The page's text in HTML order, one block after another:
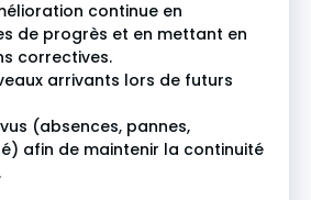
continue en
de progrès et en mettant en
correctives.
arrivants lors de futurs
(absences, pannes,
afin de maintenir la continuité